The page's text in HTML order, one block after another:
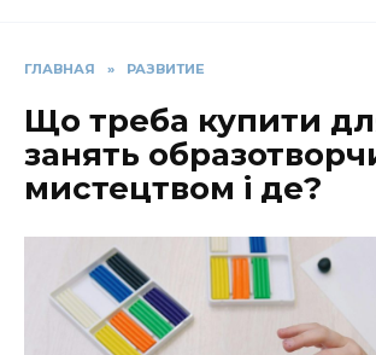
ГЛАВНАЯ » РАЗВИТИЕ
Що треба купити
занять
мистецтвом і де?